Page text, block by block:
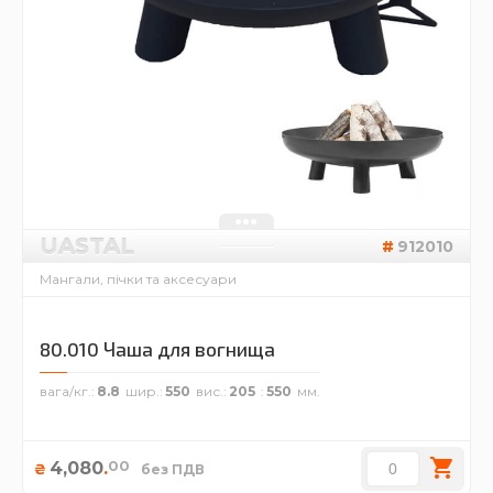
UASTAL 912010
Мангали, пічки та аксесуари
80.010 Чаша для вогнища
вага/кг. 8.8 шир. 550 вис. 205 550
₴ 4,080.00 без ПДВ